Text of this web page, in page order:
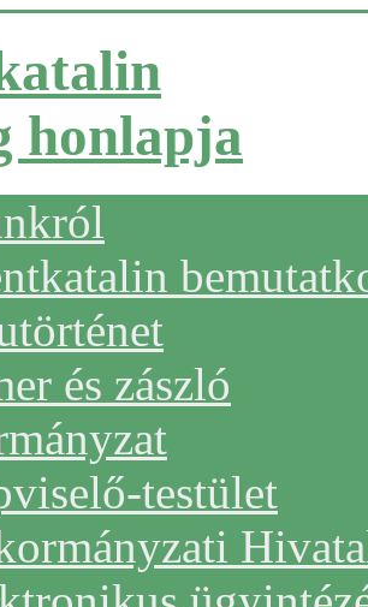
és zászló
testület